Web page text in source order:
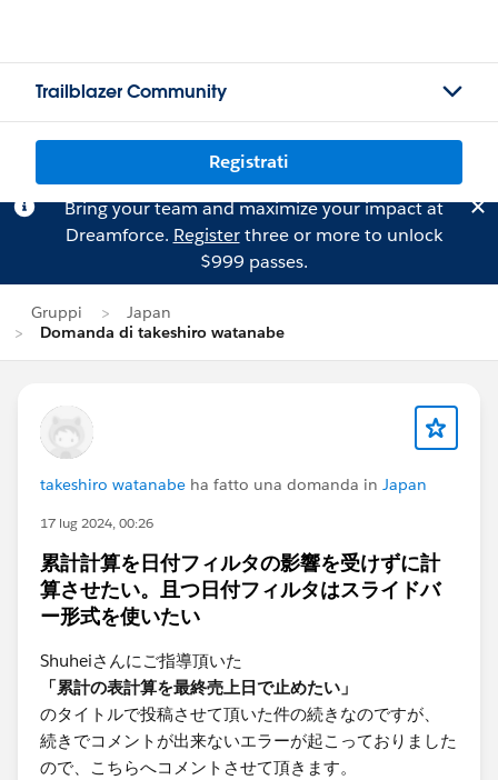
Trailblazer Community
Registrati
Bring your team and maximize your impact at
Dreamforce. Registerthree or more to unlock
$999 passes.
Gruppi
Japan
Domanda di takeshiro watanabe
takeshiro watanabe ha fatto una domanda in Japan
17 lug 2024, 00:26
累計計算を日付フィルタの影響を受けずに計
算させたい。且つ日付フィルタはスライドバ
ー形式を使いたい
Shuheiさんにご指導頂いた
「累計の表計算を最終売上日で止めたい」
のタイトルで投稿させて頂いた件の続きなのですが、
続きでコメントが出来ないエラーが起こっておりました
ので、こちらへコメントさせて頂きます。